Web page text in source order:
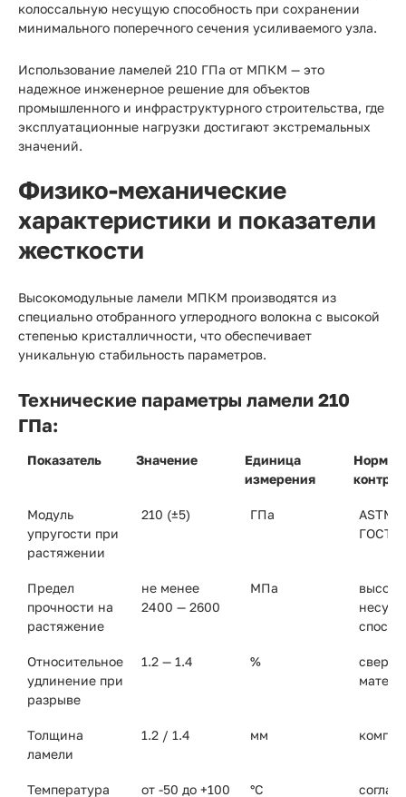
колоссальную несущую способность при сохранении
минимального поперечного сечения усиливаемого узла.
Использование ламелей 210 ГПа от МПКМ — это
надежное инженерное решение для объектов
промышленного и инфраструктурного строительства, где
эксплуатационные нагрузки достигают экстремальных
значений.
Физико-механические
характеристики и показатели
жесткости
Высокомодульные ламели МПКМ производятся из
специально отобранного углеродного волокна с высокой
степенью кристалличности, что обеспечивает
уникальную стабильность параметров.
Технические параметры ламели 210
ГПа:
Показатель Значение
Единица
измерения
Модуль
упругости при
растяжении
210 (±5) ГПа
ASTM
ГОСТ
Предел
прочности на
растяжение
не менее
2400 — 2600
МПа
Относительное
удлинение при
разрыве
1.2 — 1.4 %
Толщина
ламели
1.2 / 1.4 мм
Температура
от -50 до +100 °C